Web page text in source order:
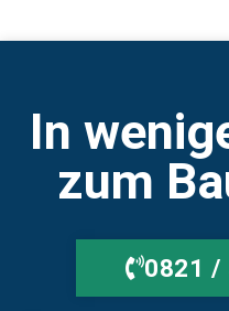
In
zum
0821 /